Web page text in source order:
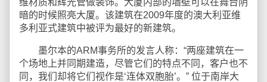
暗的时候照亮大厦。该建筑在2009年度的澳大利亚维
多利亚式建筑中被评为最好的新建筑。
墨尔本的ARM事务所的发言人称：“两座建筑在一
个场地上并同期建造，尽管它们的特点不同，客户也不
同，我们却将它们视作是‘连体双胞胎’。” 位于南岸大